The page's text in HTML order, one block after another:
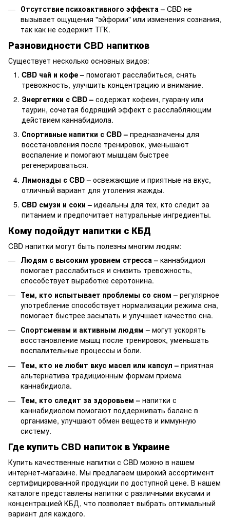
Отсутствие психоактивного эффекта – CBD не
вызывает ощущения "эйфории" или изменения сознания,
так как не содержит ТГК.
Разновидности CBD напитков
Существует несколько основных видов:
CBD чай и кофе – помогают расслабиться, снять
тревожность, улучшить концентрацию и внимание.
Энергетики с CBD – содержат кофеин, гуарану или
таурин, сочетая бодрящий эффект с расслабляющим
действием каннабидиола.
Спортивные напитки с CBD – предназначены для
восстановления после тренировок, уменьшают
воспаление и помогают мышцам быстрее
регенерироваться.
Лимонады с CBD – освежающие и приятные на вкус,
отличный вариант для утоления жажды.
CBD смузи и соки – идеальны для тех, кто следит за
питанием и предпочитает натуральные ингредиенты.
Кому подойдут напитки с КБД
CBD напитки могут быть полезны многим людям:
Людям с высоким уровнем стресса – каннабидиол
помогает расслабиться и снизить тревожность,
способствует выработке серотонина.
Тем, кто испытывает проблемы со сном – регулярное
употребление способствует нормализации режима сна,
помогает быстрее засыпать и улучшает качество сна.
Спортсменам и активным людям – могут ускорять
восстановление мышц после тренировок, уменьшать
воспалительные процессы и боли.
Тем, кто не любит вкус масел или капсул – приятная
альтернатива традиционным формам приема
каннабидиола.
Тем, кто следит за здоровьем – напитки с
каннабидиолом помогают поддерживать баланс в
организме, улучшают обмен веществ и иммунную
систему.
Где купить CBD напиток в Украине
Купить качественные напитки с CBD можно в нашем
интернет-магазине. Мы предлагаем широкий ассортимент
сертифицированной продукции по доступной цене. В нашем
каталоге представлены напитки с различными вкусами и
концентрацией КБД, что позволяет выбрать оптимальный
вариант для каждого.